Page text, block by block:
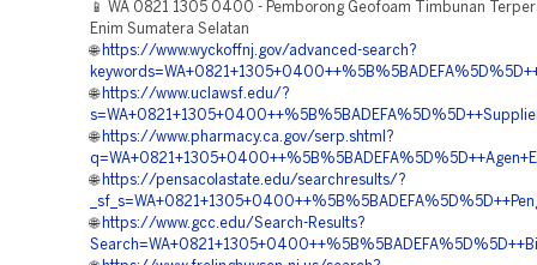
📱 WA 0821 1305 0400 - Pemborong Geofoam Timbunan
Enim Sumatera Selatan
🌐 https://www.wyckoffnj.gov/advanced-search?
🌐 https://www.uclawsf.edu/?
🌐 https://www.pharmacy.ca.gov/serp.shtml?
🌐 https://pensacolastate.edu/searchresults/?
🌐 https://www.gcc.edu/Search-Results?